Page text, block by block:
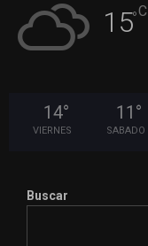
15°C
14°
VIERNES
11 °
SABADO
Buscar